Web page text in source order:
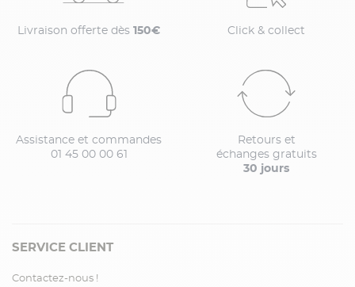
Livraison offerte dès 150€ Click & collect
Assistance et commandes
01 45 00 00 61
Retours et
échanges gratuits
30 jours
SERVICE CLIENT
Contactez-nous !